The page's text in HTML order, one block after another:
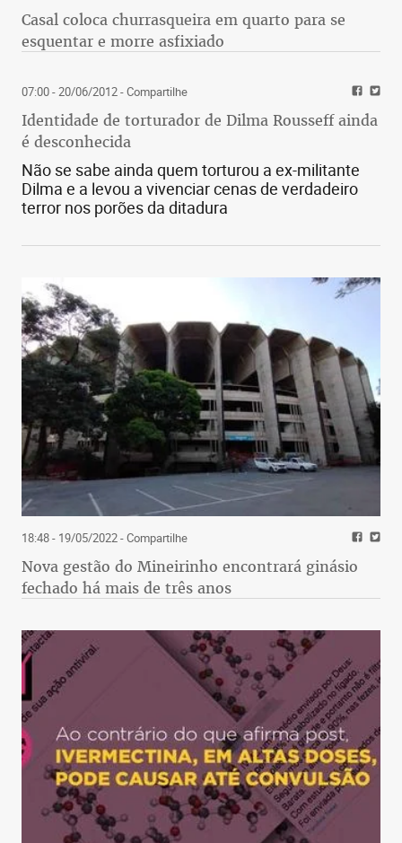
Casal coloca churrasqueira em quarto para se
esquentar e morre asfixiado
07:00 - 20/06/2012- Compartilhe
Identidade de torturador de Dilma Rousseff ainda
é desconhecida
Não se sabe ainda quem torturou a ex-militante
Dilma e a levou a vivenciar cenas de verdadeiro
terror nos porões da ditadura
18:48 - 19/05/2022- Compartilhe
Nova gestão do Mineirinho encontrará ginásio
fechado há mais de três anos